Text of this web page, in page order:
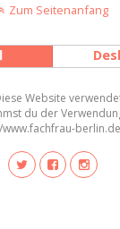
Zum Seitenanfang
Website
du der